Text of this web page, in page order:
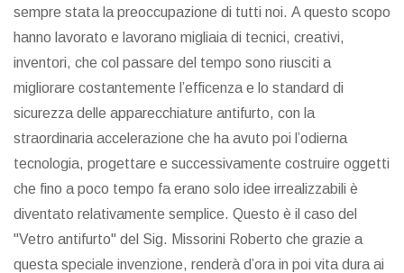
sempre stata la preoccupazione di tutti noi. A questo scopo
hanno lavorato e lavorano migliaia di tecnici, creativi,
inventori, che col passare del tempo sono riusciti a
migliorare costantemente l’efficenza e lo standard di
sicurezza delle apparecchiature antifurto, con la
straordinaria accelerazione che ha avuto poi l’odierna
tecnologia, progettare e successivamente costruire oggetti
che fino a poco tempo fa erano solo idee irrealizzabili è
diventato relativamente semplice. Questo è il caso del
"Vetro antifurto" del Sig. Missorini Roberto che grazie a
questa speciale invenzione, renderà d’ora in poi vita dura ai